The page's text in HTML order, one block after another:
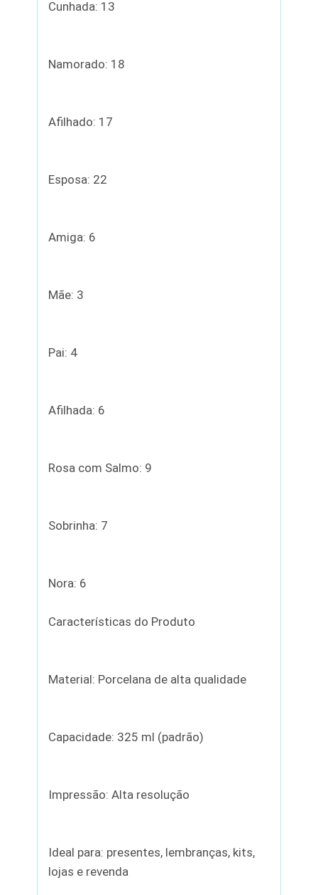
Cunhada: 13
Namorado: 18
Afilhado: 17
Esposa: 22
Amiga: 6
Mãe: 3
Pai: 4
Afilhada: 6
Rosa com Salmo: 9
Sobrinha: 7
Nora: 6
Características do Produto
Material: Porcelana de alta qualidade
Capacidade: 325 ml (padrão)
Impressão: Alta resolução
Ideal para: presentes, lembranças, kits,
lojas e revenda